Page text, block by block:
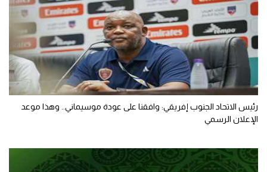
رئيس الاتحاد الجنوب إفريقي: وافقنا على عودة موسيماني.. وهذا موعد
الإعلان الرسمي